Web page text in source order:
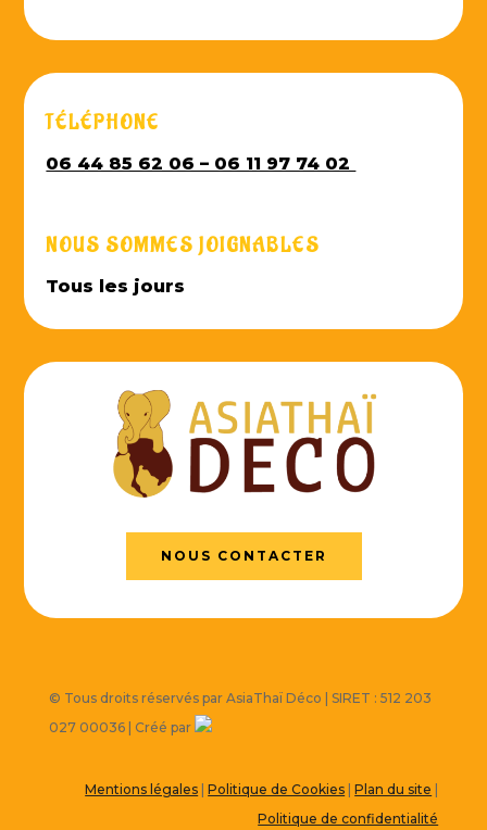
TÉLÉPHONE
06 44 85 62 06 – 06 11 97 74 02
NOUS SOMMES JOIGNABLES
Tous les jours
NOUS CONTACTER
© Tous droits réservés par AsiaThaï Déco | SIRET : 512 203
027 00036 | Créé par
Mentions légales |Politique de Cookies |Plan du site
Politique de confidentialité